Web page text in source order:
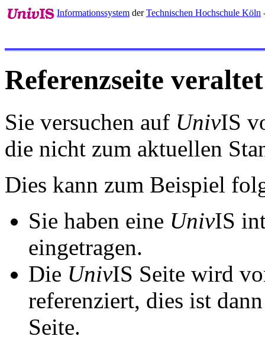
Informationssystem derTechnischen Hochschule Köln
Referenzseite veraltet
Sie versuchen auf UnivIS
die nicht zum aktuellen
Dies kann zum Beispiel
Sie haben eine UnivIS
eingetragen.
Die UnivIS Seite wird
referenziert, dies ist
Seite.